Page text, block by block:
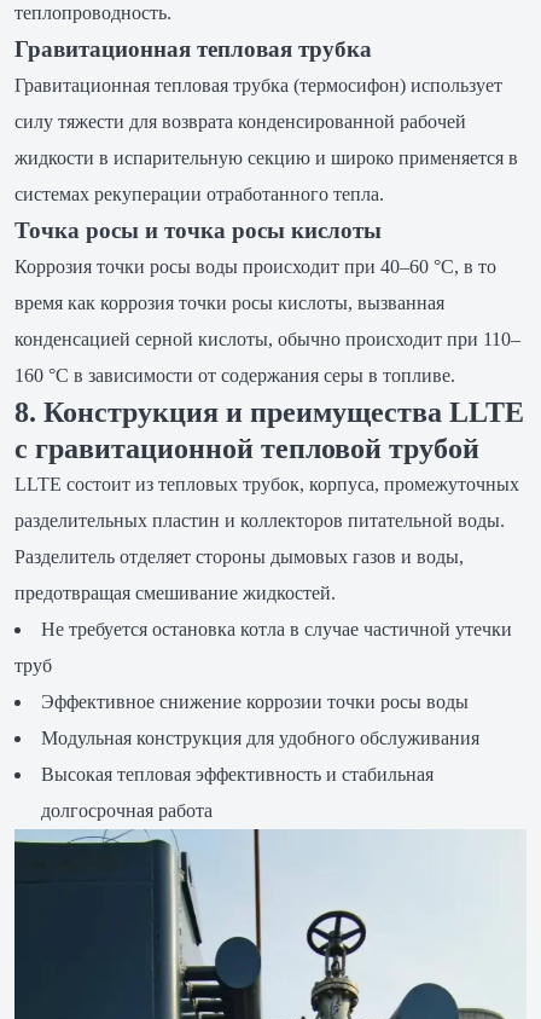
теплопроводность.
Гравитационная тепловая трубка
Гравитационная тепловая трубка (термосифон) использует
силу тяжести для возврата конденсированной рабочей
жидкости в испарительную секцию и широко применяется в
системах рекуперации отработанного тепла.
Точка росы и точка росы кислоты
Коррозия точки росы воды происходит при 40–60 °C, в то
время как коррозия точки росы кислоты, вызванная
конденсацией серной кислоты, обычно происходит при 110–
160 °C в зависимости от содержания серы в топливе.
8. Конструкция и преимущества LLTE
с гравитационной тепловой трубой
LLTE состоит из тепловых трубок, корпуса, промежуточных
разделительных пластин и коллекторов питательной воды.
Разделитель отделяет стороны дымовых газов и воды,
предотвращая смешивание жидкостей.
Не требуется остановка котла в случае частичной утечки
труб
Эффективное снижение коррозии точки росы воды
Модульная конструкция для удобного обслуживания
Высокая тепловая эффективность и стабильная
долгосрочная работа